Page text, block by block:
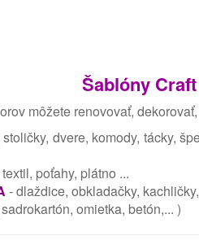
Šablóny Craft
môžete renovovať,
dvere, komody, tácky,
poťahy, plátno ...
- dlaždice, obkladačky,
omietka, betón,... )